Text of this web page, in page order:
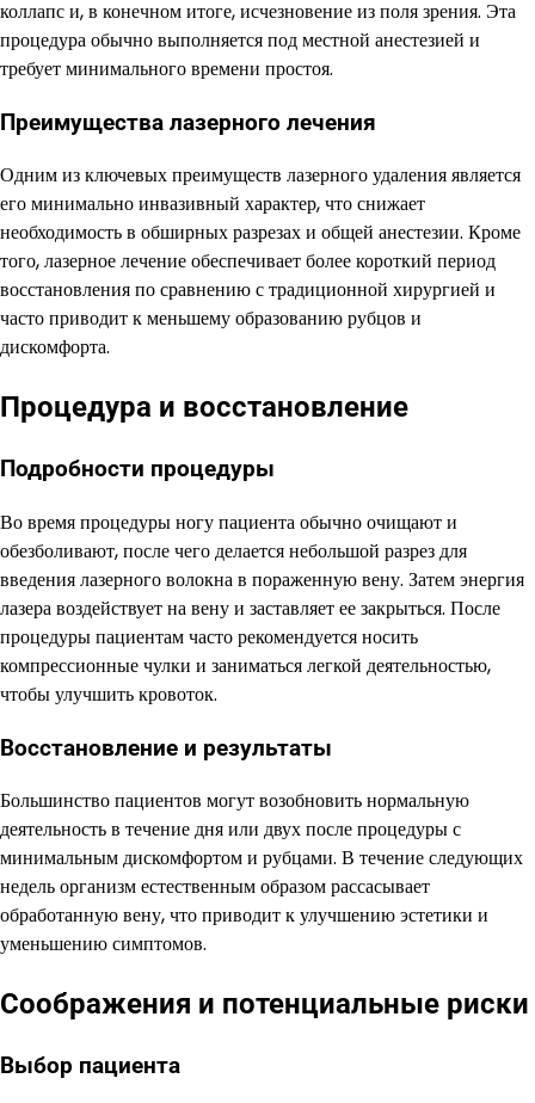
коллапс и, в конечном итоге, исчезновение из поля зрения. Эта
процедура обычно выполняется под местной анестезией и
требует минимального времени простоя.
Преимущества лазерного лечения
Одним из ключевых преимуществ лазерного удаления является
его минимально инвазивный характер, что снижает
необходимость в обширных разрезах и общей анестезии. Кроме
того, лазерное лечение обеспечивает более короткий период
восстановления по сравнению с традиционной хирургией и
часто приводит к меньшему образованию рубцов и
дискомфорта.
Процедура и восстановление
Подробности процедуры
Во время процедуры ногу пациента обычно очищают и
обезболивают, после чего делается небольшой разрез для
введения лазерного волокна в пораженную вену. Затем энергия
лазера воздействует на вену и заставляет ее закрыться. После
процедуры пациентам часто рекомендуется носить
компрессионные чулки и заниматься легкой деятельностью,
чтобы улучшить кровоток.
Восстановление и результаты
Большинство пациентов могут возобновить нормальную
деятельность в течение дня или двух после процедуры с
минимальным дискомфортом и рубцами. В течение следующих
недель организм естественным образом рассасывает
обработанную вену, что приводит к улучшению эстетики и
уменьшению симптомов.
Соображения и потенциальные риски
Выбор пациента